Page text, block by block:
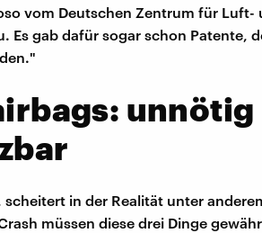
vom Deutschen Zentrum für Luft-
Es gab dafür sogar schon Patente,
unnötig
in der Realität unter
müssen diese drei Dinge